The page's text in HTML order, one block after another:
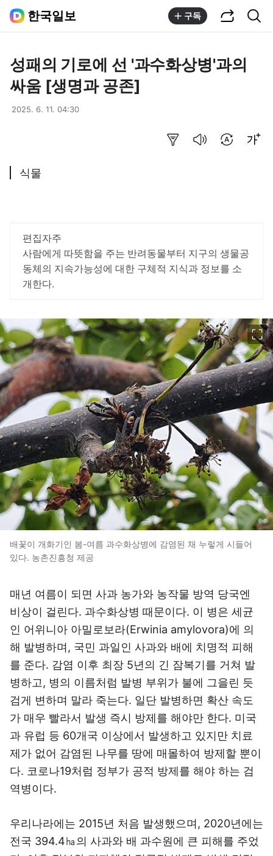
한국일보 구독
성패의 기로에 선 '과수화상병'과의
싸움 [생명과 공존]
2025. 6. 11. 04:30
식물
편집자주
사람에게 따뜻함을 주는 반려동물부터 지구의 생물공
동체의 지속가능성에 대한 구체적 지식과 정보를 소
개한다.
배꽃이 개화기인 봄-여름 과수화상병에 감염된 채 누렇게 시들어
있다. 농촌진흥청 제공
매년 여름이 되면 사과 농가와 농작물 방역 당국엔
비상이 걸린다. 과수화상병 때문이다. 이 병은 세균
인 어위니아 아밀로보라(Erwinia amylovora)에 의
해 발병하며, 국민 과일인 사과와 배에 치명적 피해
를 준다. 감염 이후 최장 5년의 긴 잠복기를 거쳐 발
병하고, 병의 이름처럼 발병 부위가 불에 그을린 듯
검게 변하며 말라 죽는다. 일단 발병하면 확산 속도
가 매우 빨라서 발생 즉시 방제를 해야만 한다. 미국
과 유럽 등 60개국 이상에서 발생하고 있지만 치료
제가 없어 감염된 나무를 땅에 매몰하여 방제할 뿐이
다. 코로나19처럼 정부가 공적 방제를 해야 하는 검
역병이다.
우리나라에는 2015년 처음 발생했으며, 2020년에는
전국 394.4㏊의 사과와 배 과수원에 큰 피해를 주었